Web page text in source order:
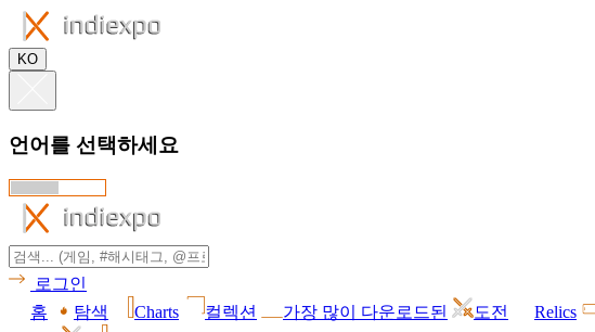
KO
언어를 선택하세요
로그인
홈
탐색 Charts 컬렉션 가장 많이 다운로드된 도전 Relics